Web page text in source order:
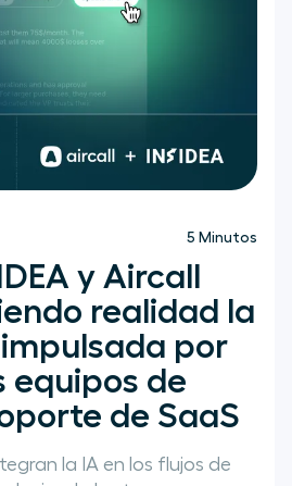
y Aircall
realidad la
por
equipos de
de SaaS
la IA en los flujos de
5 Minutos